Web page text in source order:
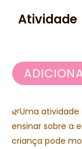
Atividade
🌿Uma
ensinar sobre a
criança pode